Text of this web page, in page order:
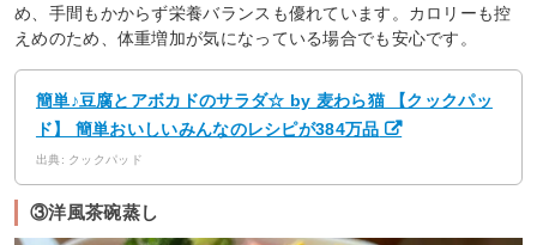
め、手間もかからず栄養バランスも優れています。カロリーも控
えめのため、体重増加が気になっている場合でも安心です。
簡単♪豆腐とアボカドのサラダ☆ by 麦わら猫 【クックパッ
ド】 簡単おいしいみんなのレシピが384万品
出典: クックパッド
③洋風茶碗蒸し